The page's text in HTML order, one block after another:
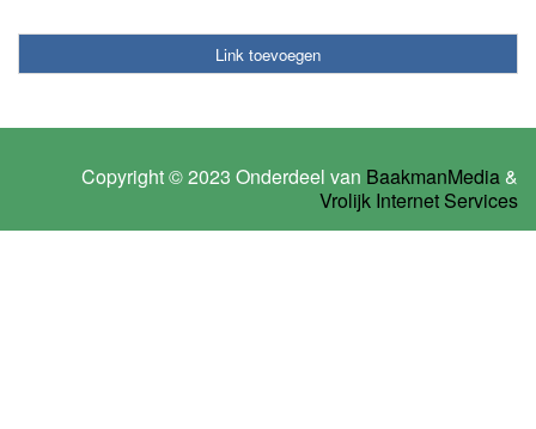
Link toevoegen
Copyright © 2023 Onderdeel van BaakmanMedia &
Vrolijk Internet Services